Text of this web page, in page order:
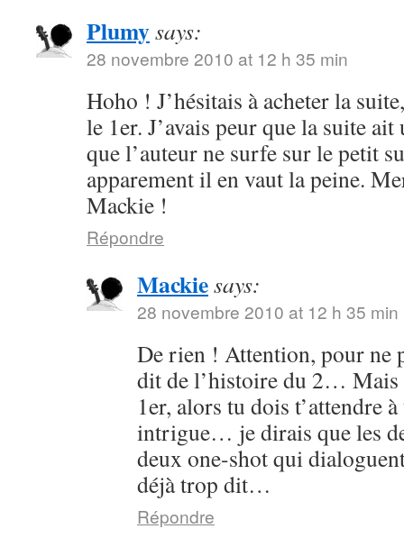
Plumysays:
28 novembre 2010 at 12 h 35 min
Hoho ! J’hésitais à acheter la
le 1er. J’avais peur que la suite
que l’auteur ne surfe sur le petit
apparement il en vaut la peine.
Mackie !
Répondre
Mackiesays:
28 novembre 2010 at 12 h 35 min
De rien ! Attention, pour ne
dit de l’histoire du 2… Mais
1er, alors tu dois t’attendre
intrigue… je dirais que les
deux one-shot qui
déjà trop dit…
Répondre